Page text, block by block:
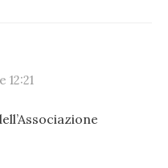
12:21